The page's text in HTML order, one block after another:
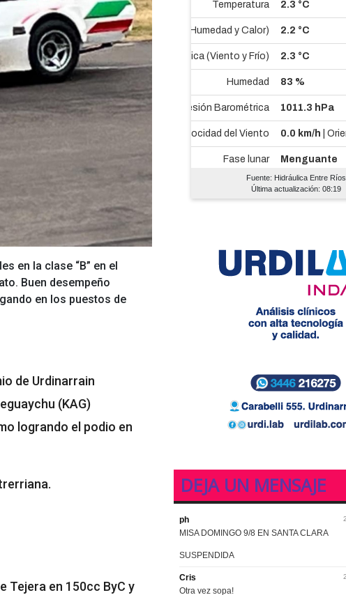
en la clase “B” en el
Buen desempeño
en los puestos de
de Urdinarrain
(KAG)
logrando el podio en
Tejera en 150cc ByC y
Fuente: Hidráulica Entre Ríos
Última actualización: 08:19
DEJA UN MENSAJE